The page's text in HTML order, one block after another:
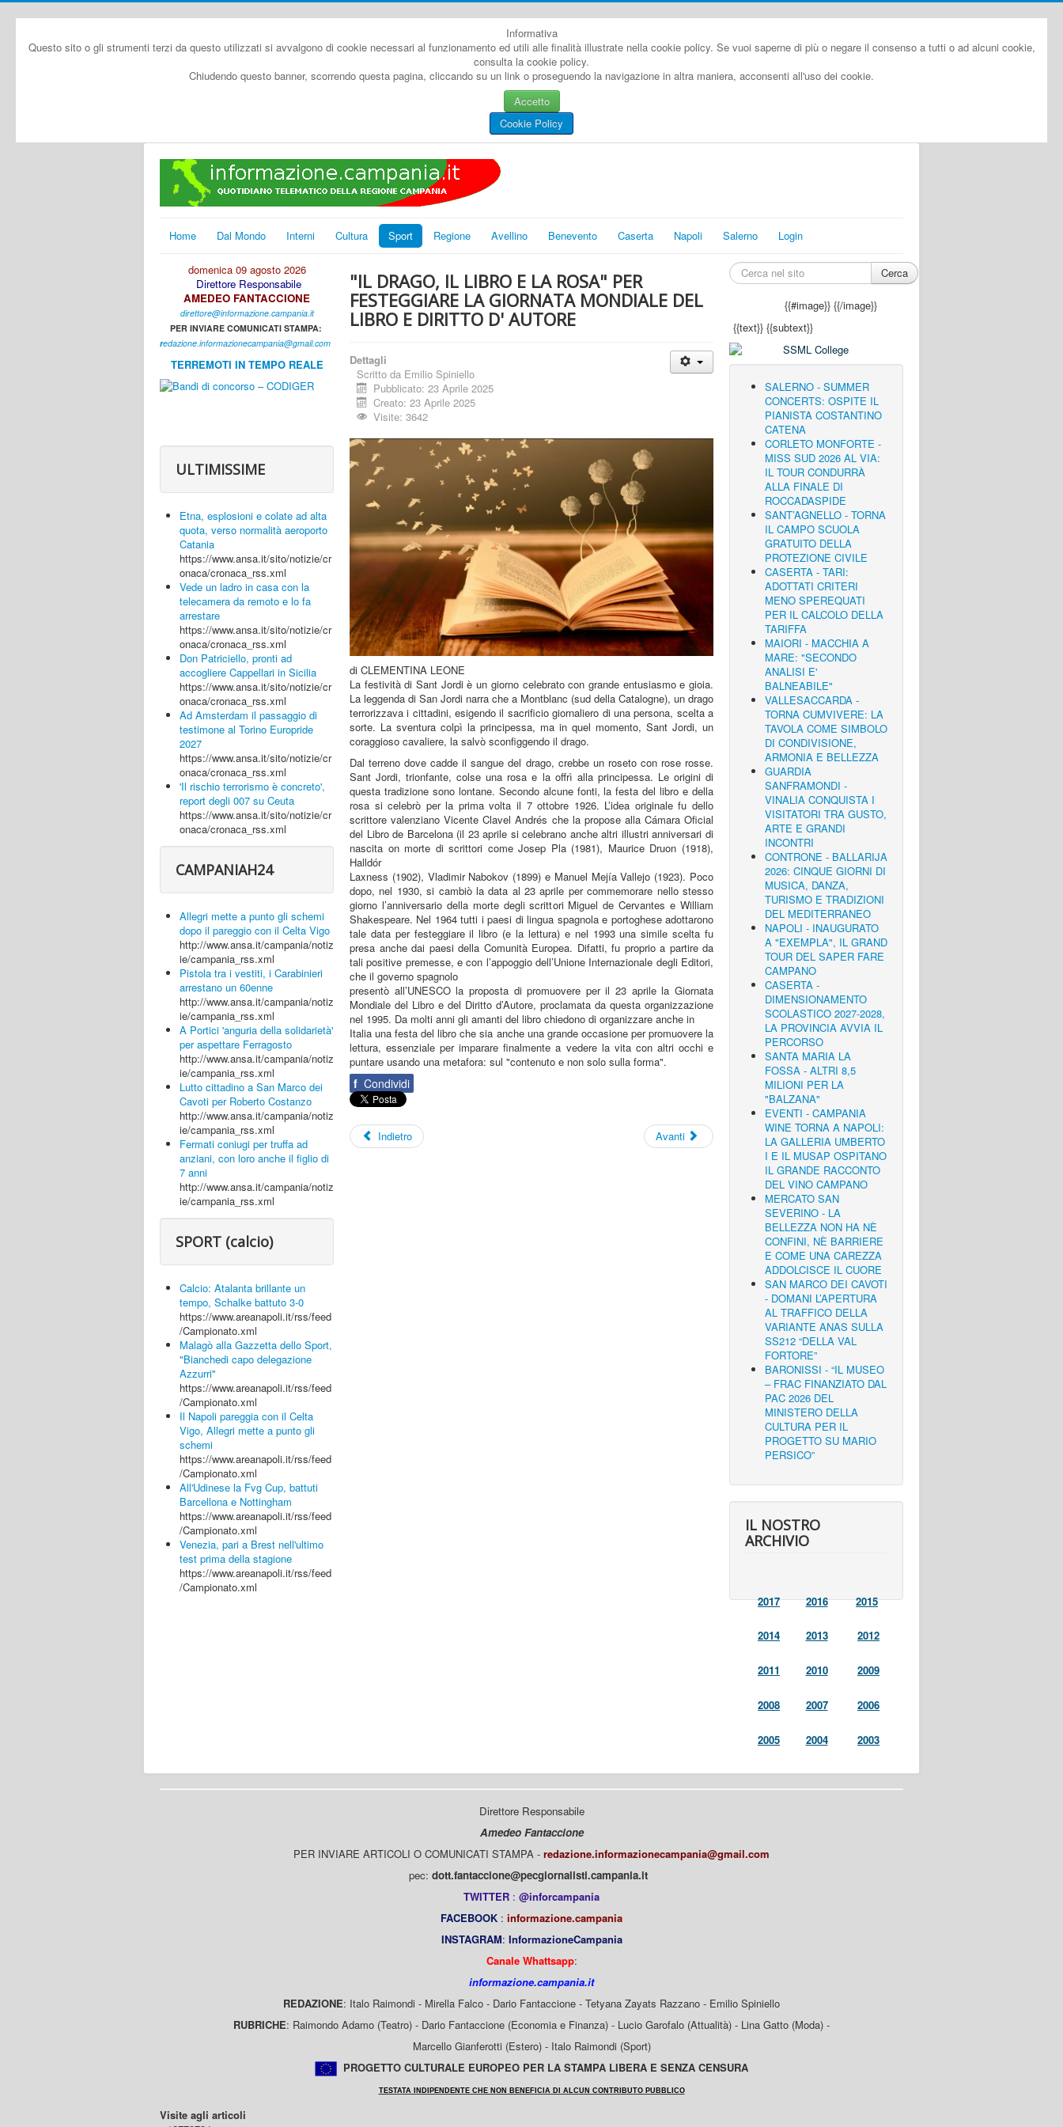
Informativa
Questo sito o gli strumenti terzi da questo utilizzati si avvalgono di cookie necessari al funzionamento ed utili alle finalità illustrate nella cookie policy. Se vuoi saperne di più o negare il consenso a tutti o ad alcuni cookie,
consulta la cookie policy.
Chiudendo questo banner, scorrendo questa pagina, cliccando su un link o proseguendo la navigazione in altra maniera, acconsenti all'uso dei cookie.
Accetto
Cookie Policy
Home Dal Mondo Interni Cultura Sport Regione Avellino Benevento Caserta Napoli Salerno Login
domenica 09 agosto 2026
Direttore Responsabile
AMEDEO FANTACCIONE
direttore@informazione.campania.it
PER INVIARE COMUNICATI STAMPA:
redazione.informazionecampania@gmail.com
TERREMOTI IN TEMPO REALE
ULTIMISSIME
Etna, esplosioni e colate ad alta
quota, verso normalità aeroporto
Catania
https://www.ansa.it/sito/notizie/cr
onaca/cronaca_rss.xml
Vede un ladro in casa con la
telecamera da remoto e lo fa
arrestare
https://www.ansa.it/sito/notizie/cr
onaca/cronaca_rss.xml
Don Patriciello, pronti ad
accogliere Cappellari in Sicilia
https://www.ansa.it/sito/notizie/cr
onaca/cronaca_rss.xml
Ad Amsterdam il passaggio di
testimone al Torino Europride
2027
https://www.ansa.it/sito/notizie/cr
onaca/cronaca_rss.xml
'Il rischio terrorismo è concreto',
report degli 007 su Ceuta
https://www.ansa.it/sito/notizie/cr
onaca/cronaca_rss.xml
CAMPANIAH24
Allegri mette a punto gli schemi
dopo il pareggio con il Celta Vigo
http://www.ansa.it/campania/notiz
ie/campania_rss.xml
Pistola tra i vestiti, i Carabinieri
arrestano un 60enne
http://www.ansa.it/campania/notiz
ie/campania_rss.xml
A Portici 'anguria della solidarietà'
per aspettare Ferragosto
http://www.ansa.it/campania/notiz
ie/campania_rss.xml
Lutto cittadino a San Marco dei
Cavoti per Roberto Costanzo
http://www.ansa.it/campania/notiz
ie/campania_rss.xml
Fermati coniugi per truffa ad
anziani, con loro anche il figlio di
7 anni
http://www.ansa.it/campania/notiz
ie/campania_rss.xml
SPORT (calcio)
Calcio: Atalanta brillante un
tempo, Schalke battuto 3-0
https://www.areanapoli.it/rss/feed
/Campionato.xml
Malagò alla Gazzetta dello Sport,
"Bianchedi capo delegazione
Azzurri"
https://www.areanapoli.it/rss/feed
/Campionato.xml
Il Napoli pareggia con il Celta
Vigo, Allegri mette a punto gli
schemi
https://www.areanapoli.it/rss/feed
/Campionato.xml
All'Udinese la Fvg Cup, battuti
Barcellona e Nottingham
https://www.areanapoli.it/rss/feed
/Campionato.xml
Venezia, pari a Brest nell'ultimo
test prima della stagione
https://www.areanapoli.it/rss/feed
/Campionato.xml
"IL DRAGO, IL LIBRO E LA ROSA" PER
FESTEGGIARE LA GIORNATA MONDIALE DEL
LIBRO E DIRITTO D' AUTORE
Dettagli
Scritto da Emilio Spiniello
Pubblicato: 23 Aprile 2025
Creato: 23 Aprile 2025
Visite: 3642
di CLEMENTINA LEONE
La festività di Sant Jordi è un giorno celebrato con grande entusiasmo e gioia.
La leggenda di San Jordi narra che a Montblanc (sud della Catalogne), un drago
terrorizzava i cittadini, esigendo il sacrificio giornaliero di una persona, scelta a
sorte. La sventura colpì la principessa, ma in quel momento, Sant Jordi, un
coraggioso cavaliere, la salvò sconfiggendo il drago.
Dal terreno dove cadde il sangue del drago, crebbe un roseto con rose rosse.
Sant Jordi, trionfante, colse una rosa e la offrì alla principessa. Le origini di
questa tradizione sono lontane. Secondo alcune fonti, la festa del libro e della
rosa si celebrò per la prima volta il 7 ottobre 1926. L’idea originale fu dello
scrittore valenziano Vicente Clavel Andrés che la propose alla Cámara Oficial
del Libro de Barcelona (il 23 aprile si celebrano anche altri illustri anniversari di
nascita on morte di scrittori come Josep Pla (1981), Maurice Druon (1918),
Halldór
Laxness (1902), Vladimir Nabokov (1899) e Manuel Mejía Vallejo (1923). Poco
dopo, nel 1930, si cambiò la data al 23 aprile per commemorare nello stesso
giorno l’anniversario della morte degli scrittori Miguel de Cervantes e William
Shakespeare. Nel 1964 tutti i paesi di lingua spagnola e portoghese adottarono
tale data per festeggiare il libro (e la lettura) e nel 1993 una simile scelta fu
presa anche dai paesi della Comunità Europea. Difatti, fu proprio a partire da
tali positive premesse, e con l’appoggio dell’Unione Internazionale degli Editori,
che il governo spagnolo
presentò all’UNESCO la proposta di promuovere per il 23 aprile la Giornata
Mondiale del Libro e del Diritto d’Autore, proclamata da questa organizzazione
nel 1995. Da molti anni gli amanti del libro chiedono di organizzare anche in
Italia una festa del libro che sia anche una grande occasione per promuovere la
lettura, essenziale per imparare finalmente a vedere la vita con altri occhi e
puntare usando una metafora: sul "contenuto e non solo sulla forma".
f Condividi
Indietro Avanti
Cerca
{{#image}}{{/image}}
{{text}} {{subtext}}
SALERNO - SUMMER
CONCERTS: OSPITE IL
PIANISTA COSTANTINO
CATENA
CORLETO MONFORTE -
MISS SUD 2026 AL VIA:
IL TOUR CONDURRÀ
ALLA FINALE DI
ROCCADASPIDE
SANT’AGNELLO - TORNA
IL CAMPO SCUOLA
GRATUITO DELLA
PROTEZIONE CIVILE
CASERTA - TARI:
ADOTTATI CRITERI
MENO SPEREQUATI
PER IL CALCOLO DELLA
TARIFFA
MAIORI - MACCHIA A
MARE: "SECONDO
ANALISI E'
BALNEABILE"
VALLESACCARDA -
TORNA CUMVIVERE: LA
TAVOLA COME SIMBOLO
DI CONDIVISIONE,
ARMONIA E BELLEZZA
GUARDIA
SANFRAMONDI -
VINALIA CONQUISTA I
VISITATORI TRA GUSTO,
ARTE E GRANDI
INCONTRI
CONTRONE - BALLARIJA
2026: CINQUE GIORNI DI
MUSICA, DANZA,
TURISMO E TRADIZIONI
DEL MEDITERRANEO
NAPOLI - INAUGURATO
A "EXEMPLA", IL GRAND
TOUR DEL SAPER FARE
CAMPANO
CASERTA -
DIMENSIONAMENTO
SCOLASTICO 2027-2028,
LA PROVINCIA AVVIA IL
PERCORSO
SANTA MARIA LA
FOSSA - ALTRI 8,5
MILIONI PER LA
"BALZANA"
EVENTI - CAMPANIA
WINE TORNA A NAPOLI:
LA GALLERIA UMBERTO
I E IL MUSAP OSPITANO
IL GRANDE RACCONTO
DEL VINO CAMPANO
MERCATO SAN
SEVERINO - LA
BELLEZZA NON HA NÈ
CONFINI, NÈ BARRIERE
E COME UNA CAREZZA
ADDOLCISCE IL CUORE
SAN MARCO DEI CAVOTI
- DOMANI L’APERTURA
AL TRAFFICO DELLA
VARIANTE ANAS SULLA
SS212 “DELLA VAL
FORTORE”
BARONISSI - “IL MUSEO
– FRAC FINANZIATO DAL
PAC 2026 DEL
MINISTERO DELLA
CULTURA PER IL
PROGETTO SU MARIO
PERSICO”
IL NOSTRO
ARCHIVIO
2017 2016 2015
2014 2013 2012
2011 2010 2009
2008 2007 2006
2005 2004 2003
Direttore Responsabile
Amedeo Fantaccione
PER INVIARE ARTICOLI O COMUNICATI STAMPA - redazione.informazionecampania@gmail.com
pec: dott.fantaccione@pecgiornalisti.campania.it
TWITTER : @inforcampania
FACEBOOK : informazione.campania
INSTAGRAM: InformazioneCampania
Canale Whattsapp:
informazione.campania.it
REDAZIONE: Italo Raimondi - Mirella Falco - Dario Fantaccione - Tetyana Zayats Razzano - Emilio Spiniello
RUBRICHE: Raimondo Adamo (Teatro) - Dario Fantaccione (Economia e Finanza) - Lucio Garofalo (Attualità) - Lina Gatto (Moda) -
Marcello Gianferotti (Estero) - Italo Raimondi (Sport)
PROGETTO CULTURALE EUROPEO PER LA STAMPA LIBERA E SENZA CENSURA
TESTATA INDIPENDENTE CHE NON BENEFICIA DI ALCUN CONTRIBUTO PUBBLICO
Visite agli articoli